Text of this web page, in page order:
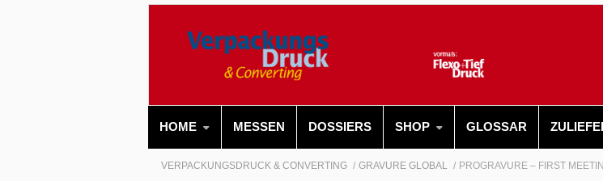
HOME MESSEN DOSSIERS SHOP GLOSSAR
VERPACKUNGSDRUCK & CONVERTING GRAVURE GLOBAL PROGRAVURE – FIRST